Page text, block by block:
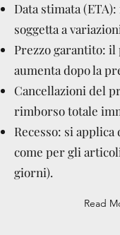
Data stimata
soggetta a
Prezzo garantito: il
aumenta dopo la
Cancellazioni del
rimborso totale
Recesso: si applica
come per gli
giorni).
Read